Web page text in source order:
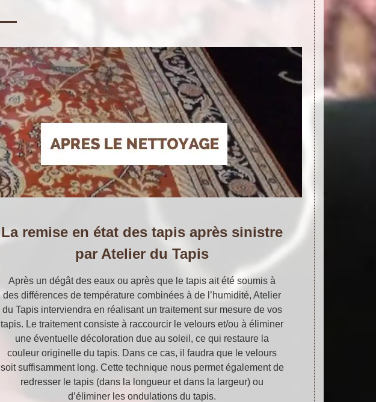
La remise en état des tapis après sinistre
par Atelier du Tapis
Après un dégât des eaux ou après que le tapis ait été soumis à
des différences de température combinées à de l’humidité, Atelier
du Tapis interviendra en réalisant un traitement sur mesure de vos
tapis. Le traitement consiste à raccourcir le velours et/ou à éliminer
une éventuelle décoloration due au soleil, ce qui restaure la
couleur originelle du tapis. Dans ce cas, il faudra que le velours
soit suffisamment long. Cette technique nous permet également de
redresser le tapis (dans la longueur et dans la largeur) ou
d’éliminer les ondulations du tapis.